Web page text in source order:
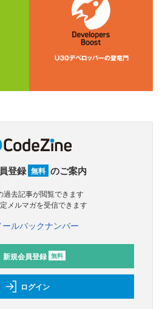
登録 無料 のご案内
過去記事が閲覧できます
定メルマガを受信できます
ールバックナンバー
新規会員登録 無料
ログイン